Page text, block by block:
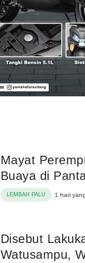
Mayat
Buaya di
LEMBAH PALU 1 hari
Disebut
Watusampu,